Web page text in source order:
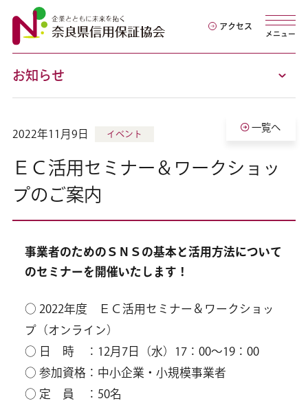
アクセス
メニュー
お知らせ
一覧へ
2022年11月9日 イベント
ＥＣ活用セミナー＆ワークショッ
プのご案内
事業者のためのＳＮＳの基本と活用方法について
のセミナーを開催いたします！
○ 2022年度 ＥＣ活用セミナー＆ワークショッ
プ（オンライン）
○ 日 時 ：12月7日（水）17：00～19：00
○ 参加資格：中小企業・小規模事業者
○ 定 員 ：50名